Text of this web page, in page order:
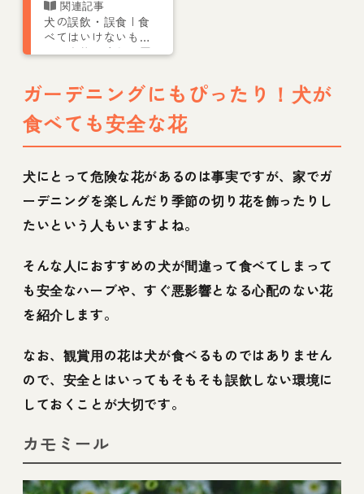
犬の誤飲・誤食 | 食
べてはいけないも
の、症状や応急処置
ガーデニングにもぴったり！犬が
食べても安全な花
犬にとって危険な花があるのは事実ですが、家でガ
ーデニングを楽しんだり季節の切り花を飾ったりし
たいという人もいますよね。
そんな人におすすめの犬が間違って食べてしまって
も安全なハーブや、すぐ悪影響となる心配のない花
を紹介します。
なお、観賞用の花は犬が食べるものではありません
ので、安全とはいってもそもそも誤飲しない環境に
しておくことが大切です。
カモミール